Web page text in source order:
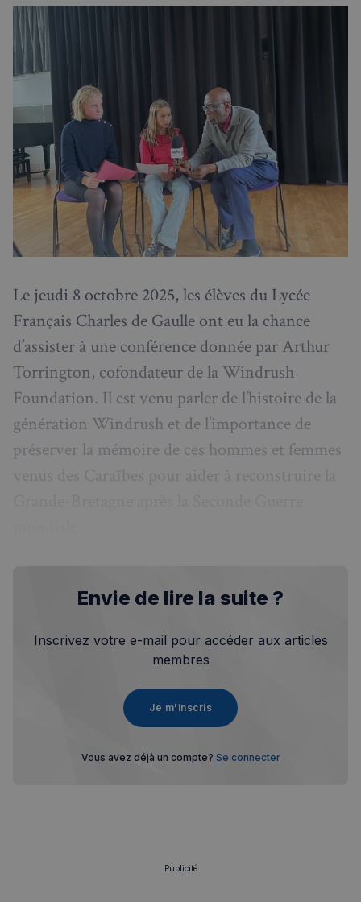
Le jeudi 8 octobre 2025, les élèves du Lycée
Français Charles de Gaulle ont eu la chance
d’assister à une conférence donnée par Arthur
Torrington, cofondateur de la Windrush
Foundation. Il est venu parler de l’histoire de la
génération Windrush et de l’importance de
préserver la mémoire de ces hommes et femmes
venus des Caraïbes pour aider à reconstruire la
Envie de lire la suite ?
Inscrivez votre e-mail pour accéder aux articles
membres
Je m'inscris
Vous avez déjà un compte? Se connecter
Publicité